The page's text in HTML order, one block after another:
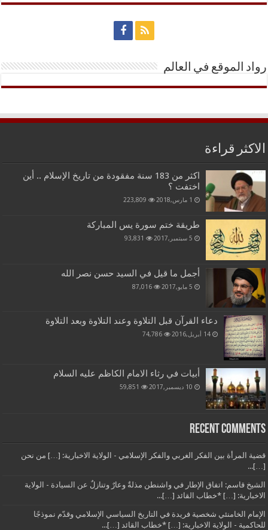
رواد الموقع في العالم
الاكثر قراءة
اكثر من 183 سنة مفقودة من تاريخ الإسلام .. أين
اختفت ؟
1 مارس,2018 223,809
طريقة ختم سورة يس المباركة
5 سبتمبر,2017 93,831
أجمل ما قيل في السيد حسن نصر الله
5 مايو,2017 87,016
دعاء القرآن قبل التلاوة وعند التلاوة وبعد التلاوة
14 أبريل,2016 74,786
أبيات في رثاء الامام الكاظم عليه السلام
10 ديسمبر,2017 59,851
Recent Comments
قضية المرأة بين الفكر الغربي والفكر الإسلامي - الولاية الاخبارية: […] من نحن
[…]...
الشيخ قاسم: اتفاق الإطار في واشنطن مذلةٌ وعارٌ وتنازلٌ عن السيادة - الولاية
الاخبارية: […] *خطاب القائد […]...
الإمام الخامنئي شخصية فريدة في التاريخ السياسي الإسلامي وقدّم نموذجًا
للحاكمية - الولاية الاخبارية: […] *خطاب القائد […]...